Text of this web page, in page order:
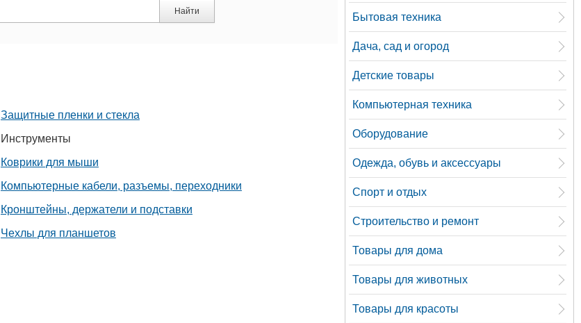
Найти
Защитные пленки и стекла
Инструменты
Коврики для мыши
Компьютерные кабели, разъемы, переходники
Кронштейны, держатели и подставки
Чехлы для планшетов
Бытовая техника
Дача, сад и огород
Детские товары
Компьютерная техника
Оборудование
Одежда, обувь и аксессуары
Спорт и отдых
Строительство и ремонт
Товары для дома
Товары для животных
Товары для красоты